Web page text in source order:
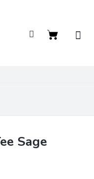
Nákupní
Sage